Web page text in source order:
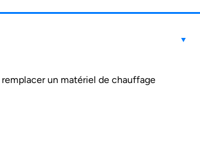
remplacer un matériel de chauffage